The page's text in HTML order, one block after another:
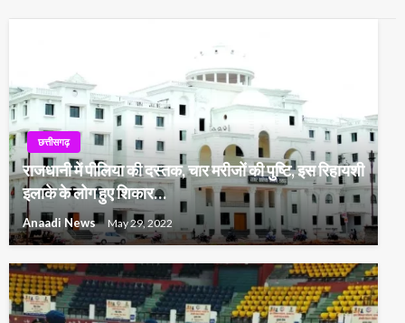
छत्तीसगढ़
राजधानी में पीलिया की दस्तक, चार मरीजों की पुष्टि, इस रिहायशी
इलाके के लोग हुए शिकार…
Anaadi News May 29, 2022